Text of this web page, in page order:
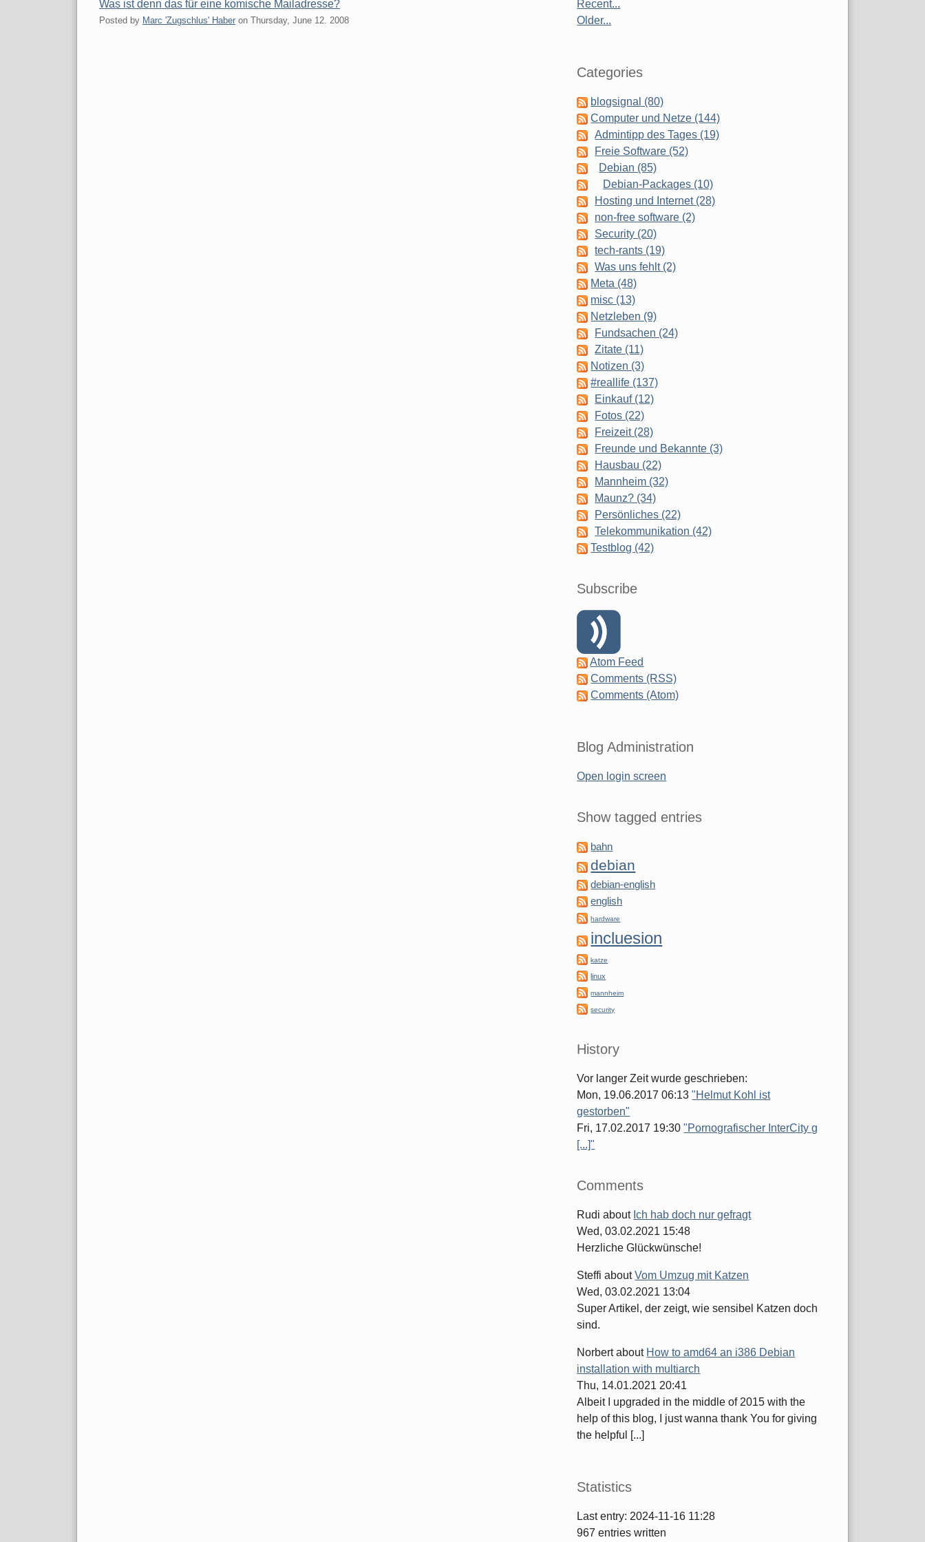
Was ist denn das für eine komische Mailadresse?
Posted by Marc 'Zugschlus' Haber on Thursday, June 12. 2008
Recent...
Older...
Categories
blogsignal (80)
Computer und Netze (144)
Admintipp des Tages (19)
Freie Software (52)
Debian (85)
Debian-Packages (10)
Hosting und Internet (28)
non-free software (2)
Security (20)
tech-rants (19)
Was uns fehlt (2)
Meta (48)
misc (13)
Netzleben (9)
Fundsachen (24)
Zitate (11)
Notizen (3)
#reallife (137)
Einkauf (12)
Fotos (22)
Freizeit (28)
Freunde und Bekannte (3)
Hausbau (22)
Mannheim (32)
Maunz? (34)
Persönliches (22)
Telekommunikation (42)
Testblog (42)
Subscribe
Atom Feed
Comments (RSS)
Comments (Atom)
Blog Administration
Open login screen
Show tagged entries
bahn
debian
debian-english
english
hardware
incluesion
katze
linux
mannheim
security
History
Vor langer Zeit wurde geschrieben:
Mon, 19.06.2017 06:13"Helmut Kohl ist
gestorben"
Fri, 17.02.2017 19:30"Pornografischer InterCity g
[...]"
Comments
Rudi about Ich hab doch nur gefragt
Wed, 03.02.2021 15:48
Herzliche Glückwünsche!
Steffi aboutVom Umzug mit Katzen
Wed, 03.02.2021 13:04
Super Artikel, der zeigt, wie sensibel Katzen doch
sind.
Norbertabout How to amd64 an i386 Debian
installation with multiarch
Thu, 14.01.2021 20:41
Albeit I upgraded in the middle of 2015 with the
help of this blog, I just wanna thank You for giving
the helpful [...]
Statistics
Last entry: 2024-11-16 11:28
967 entries written